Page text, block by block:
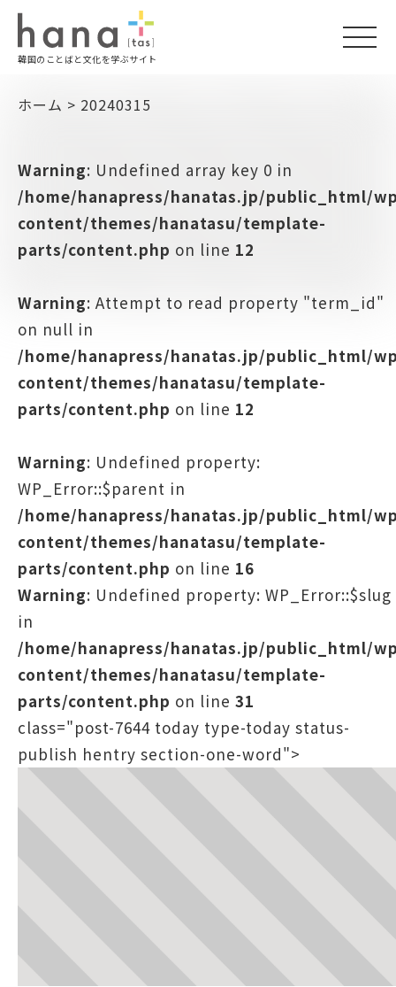
韓国のことばと文化を学ぶサイト
ホーム > 20240315
Warning: Undefined array key 0 in
/home/hanapress/hanatas.jp/public_html/
content/themes/hanatasu/template-
parts/content.php on line 12
Warning: Attempt to read property "term_id"
on null in
/home/hanapress/hanatas.jp/public_html/
content/themes/hanatasu/template-
parts/content.php on line 12
Warning: Undefined property:
WP_Error::$parent in
/home/hanapress/hanatas.jp/public_html/
content/themes/hanatasu/template-
parts/content.php on line 16
Warning: Undefined property: WP_Error::$slug
in
/home/hanapress/hanatas.jp/public_html/
content/themes/hanatasu/template-
parts/content.php on line 31
class="post-7644 today type-today status-
publish hentry section-one-word">